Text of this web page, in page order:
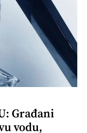
Građani
vodu,